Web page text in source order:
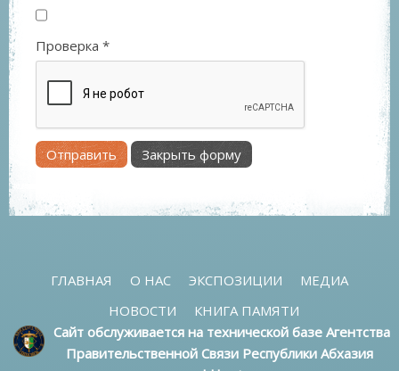
Проверка *
Отправить Закрыть форму
ГЛАВНАЯ О НАС ЭКСПОЗИЦИИ
МЕДИА
НОВОСТИ
КНИГА ПАМЯТИ
Сайт обслуживается на технической базе Агентства
Правительственной Связи Республики Абхазия